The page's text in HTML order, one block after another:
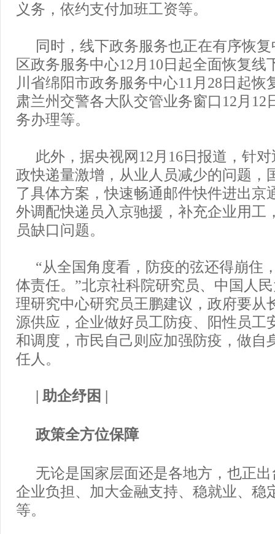
义务，依约支付加班工资等。
同时，线下政务服务也正在有序恢
区政务服务中心12月10日起全面恢复线
川省绵阳市政务服务中心11月28日起恢
肃兰州交警各大队交管业务窗口12月12
务办理等。
此外，据央视网12月16日报道，针
政快递量激增，从业人员减少的问题，
了具体方案，快速畅通邮件快件进出京
外调配快递员入京驰援，补充企业用工
员缺口问题。
“从全国角度看，防疫的弦还得崩住
体责任。”北京社科院研究员、中国人
理研究中心研究员王鹏建议，政府要从
源供应，企业做好员工防疫、阳性员工
和调度，市民自己则应加强防疫，做自
任人。
| 助企纾困 |
政策全方位保障
无论是国家层面还是各地方，也正
企业负担、加大金融支持、稳就业、稳
等。